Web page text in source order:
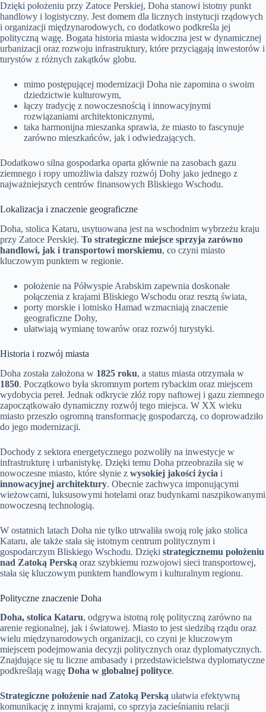
Dzięki położeniu przy Zatoce Perskiej, Doha stanowi istotny punkt
handlowy i logistyczny. Jest domem dla licznych instytucji rządowych
i organizacji międzynarodowych, co dodatkowo podkreśla jej
polityczną wagę. Bogata historia miasta widoczna jest w dynamicznej
urbanizacji oraz rozwoju infrastruktury, które przyciągają inwestorów i
turystów z różnych zakątków globu.
mimo postępującej modernizacji Doha nie zapomina o swoim
dziedzictwie kulturowym,
łączy tradycję z nowoczesnością i innowacyjnymi
rozwiązaniami architektonicznymi,
taka harmonijna mieszanka sprawia, że miasto to fascynuje
zarówno mieszkańców, jak i odwiedzających.
Dodatkowo silna gospodarka oparta głównie na zasobach gazu
ziemnego i ropy umożliwia dalszy rozwój Dohy jako jednego z
najważniejszych centrów finansowych Bliskiego Wschodu.
Lokalizacja i znaczenie geograficzne
Doha, stolica Kataru, usytuowana jest na wschodnim wybrzeżu kraju
przy Zatoce Perskiej. To strategiczne miejsce sprzyja zarówno
handlowi, jak i transportowi morskiemu, co czyni miasto
kluczowym punktem w regionie.
położenie na Półwyspie Arabskim zapewnia doskonałe
połączenia z krajami Bliskiego Wschodu oraz resztą świata,
porty morskie i lotnisko Hamad wzmacniają znaczenie
geograficzne Dohy,
ułatwiają wymianę towarów oraz rozwój turystyki.
Historia i rozwój miasta
Doha została założona w 1825 roku, a status miasta otrzymała w
1850. Początkowo była skromnym portem rybackim oraz miejscem
wydobycia pereł. Jednak odkrycie złóż ropy naftowej i gazu ziemnego
zapoczątkowało dynamiczny rozwój tego miejsca. W XX wieku
miasto przeszło ogromną transformację gospodarczą, co doprowadziło
do jego modernizacji.
Dochody z sektora energetycznego pozwoliły na inwestycje w
infrastrukturę i urbanistykę. Dzięki temu Doha przeobraziła się w
nowoczesne miasto, które słynie z wysokiej jakości życia i
innowacyjnej architektury. Obecnie zachwyca imponującymi
wieżowcami, luksusowymi hotelami oraz budynkami naszpikowanymi
nowoczesną technologią.
W ostatnich latach Doha nie tylko utrwaliła swoją rolę jako stolica
Kataru, ale także stała się istotnym centrum politycznym i
gospodarczym Bliskiego Wschodu. Dzięki strategicznemu położeniu
nad Zatoką Perską oraz szybkiemu rozwojowi sieci transportowej,
stała się kluczowym punktem handlowym i kulturalnym regionu.
Polityczne znaczenie Doha
Doha, stolica Kataru, odgrywa istotną rolę polityczną zarówno na
arenie regionalnej, jak i światowej. Miasto to jest siedzibą rządu oraz
wielu międzynarodowych organizacji, co czyni je kluczowym
miejscem podejmowania decyzji politycznych oraz dyplomatycznych.
Znajdujące się tu liczne ambasady i przedstawicielstwa dyplomatyczne
podkreślają wagę Doha w globalnej polityce.
Strategiczne położenie nad Zatoką Perską ułatwia efektywną
komunikację z innymi krajami, co sprzyja zacieśnianiu relacji